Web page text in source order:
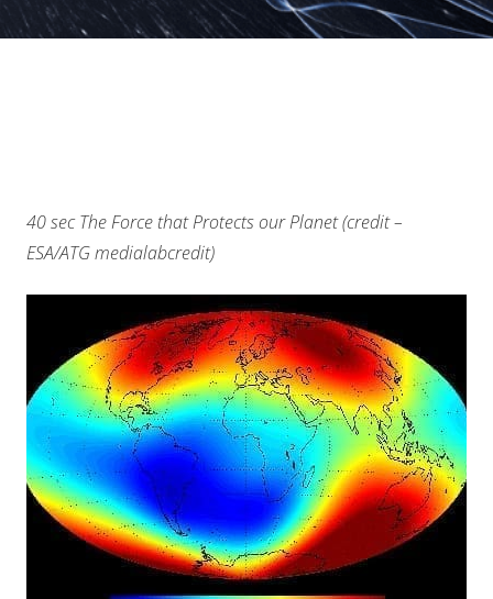
40 sec The Force that Protects our Planet (credit –
ESA/ATG medialabcredit)